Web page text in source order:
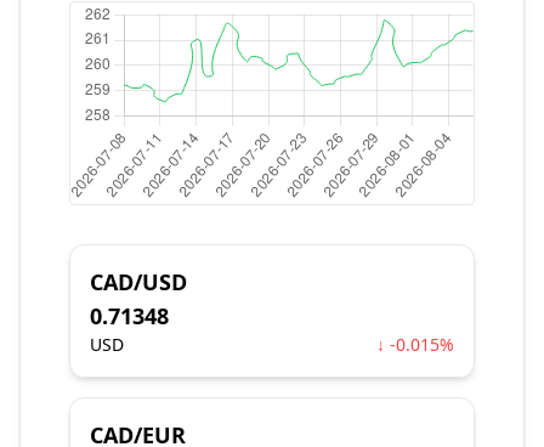
CAD/USD
0.71348
USD ↓ -0.015%
CAD/EUR